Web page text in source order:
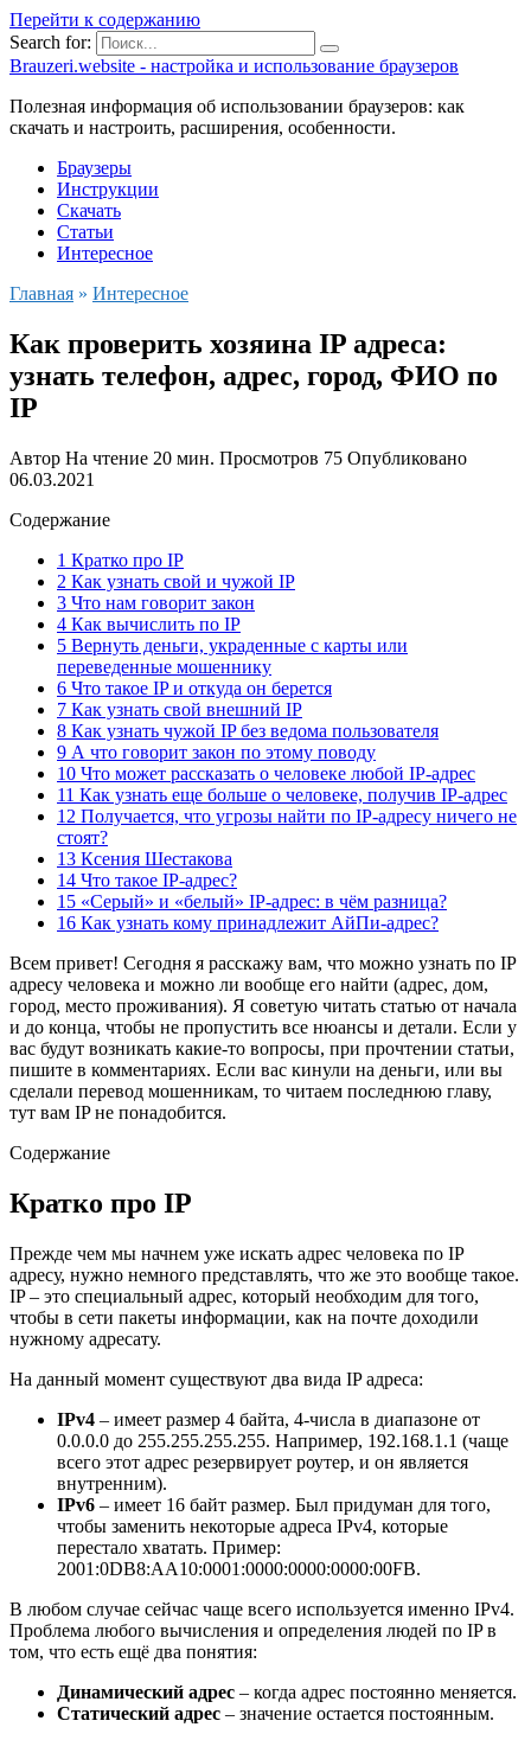
Перейти к содержанию
Search for:
Brauzeri.website - настройка и использование браузеров
Полезная информация об использовании браузеров: как
скачать и настроить, расширения, особенности.
Браузеры
Инструкции
Скачать
Статьи
Интересное
Главная » Интересное
Как проверить хозяина IP адреса:
узнать телефон, адрес, город, ФИО по
IP
Автор На чтение 20 мин. Просмотров 75 Опубликовано
06.03.2021
Содержание
1 Кратко про IP
2 Как узнать свой и чужой IP
3 Что нам говорит закон
4 Как вычислить по IP
5 Вернуть деньги, украденные с карты или
переведенные мошеннику
6 Что такое IP и откуда он берется
7 Как узнать свой внешний IP
8 Как узнать чужой IP без ведома пользователя
9 А что говорит закон по этому поводу
10 Что может рассказать о человеке любой IP-адрес
11 Как узнать еще больше о человеке, получив IP-адрес
12 Получается, что угрозы найти по IP-адресу ничего не
стоят?
13 Ксения Шестакова
14 Что такое IP-адрес?
15 «Серый» и «белый» IP-адрес: в чём разница?
16 Как узнать кому принадлежит АйПи-адрес?
Всем привет! Сегодня я расскажу вам, что можно узнать по IP
адресу человека и можно ли вообще его найти (адрес, дом,
город, место проживания). Я советую читать статью от начала
и до конца, чтобы не пропустить все нюансы и детали. Если у
вас будут возникать какие-то вопросы, при прочтении статьи,
пишите в комментариях. Если вас кинули на деньги, или вы
сделали перевод мошенникам, то читаем последнюю главу,
тут вам IP не понадобится.
Содержание
Кратко про IP
Прежде чем мы начнем уже искать адрес человека по IP
адресу, нужно немного представлять, что же это вообще такое.
IP – это специальный адрес, который необходим для того,
чтобы в сети пакеты информации, как на почте доходили
нужному адресату.
На данный момент существуют два вида IP адреса:
IPv4 – имеет размер 4 байта, 4-числа в диапазоне от
0.0.0.0 до 255.255.255.255. Например, 192.168.1.1 (чаще
всего этот адрес резервирует роутер, и он является
внутренним).
IPv6 – имеет 16 байт размер. Был придуман для того,
чтобы заменить некоторые адреса IPv4, которые
перестало хватать. Пример:
2001:0DB8:AA10:0001:0000:0000:0000:00FB.
В любом случае сейчас чаще всего используется именно IPv4.
Проблема любого вычисления и определения людей по IP в
том, что есть ещё два понятия:
Динамический адрес – когда адрес постоянно меняется.
Статический адрес – значение остается постоянным.